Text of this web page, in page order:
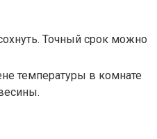
Точный срок можно
температуры в комнате